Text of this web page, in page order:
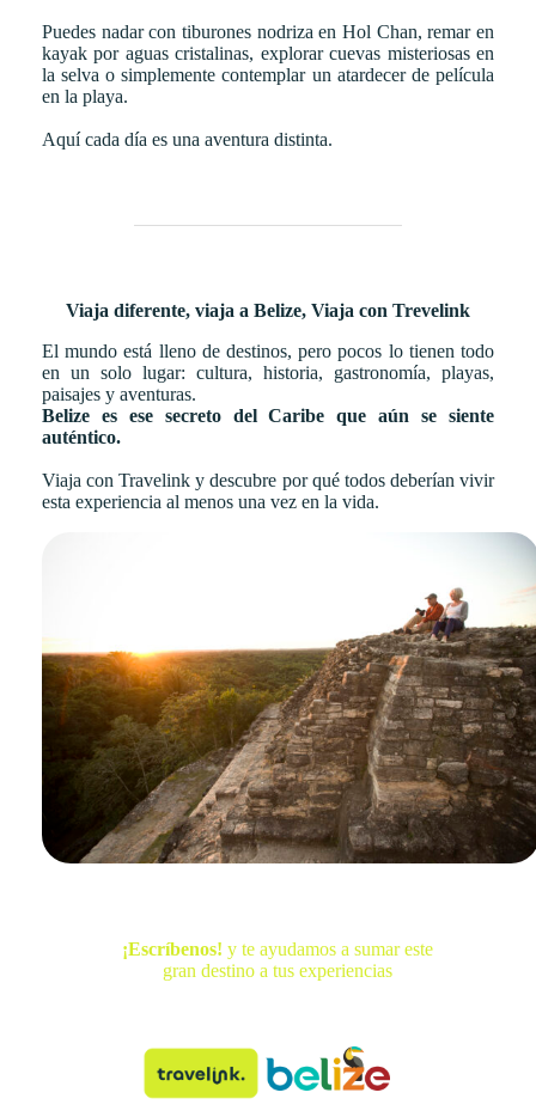
Puedes nadar con tiburones nodriza en Hol Chan, remar en
kayak por aguas cristalinas, explorar cuevas misteriosas en
la selva o simplemente contemplar un atardecer de película
en la playa.
Aquí cada día es una aventura distinta.
Viaja diferente, viaja a Belize, Viaja con Trevelink
El mundo está lleno de destinos, pero pocos lo tienen todo
en un solo lugar: cultura, historia, gastronomía, playas,
paisajes y aventuras.
Belize es ese secreto del Caribe que aún se siente
auténtico.
Viaja con Travelink y descubre por qué todos deberían vivir
esta experiencia al menos una vez en la vida.
¡Escríbenos! y te ayudamos a sumar este
gran destino a tus experiencias